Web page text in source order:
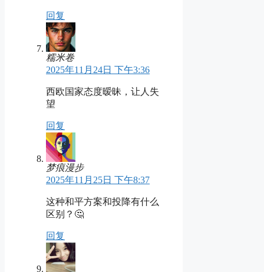
回复
糯米卷
2025年11月24日 下午3:36
西欧国家态度暧昧，让人失
望
回复
梦痕漫步
2025年11月25日 下午8:37
这种和平方案和投降有什么
区别？🤔
回复